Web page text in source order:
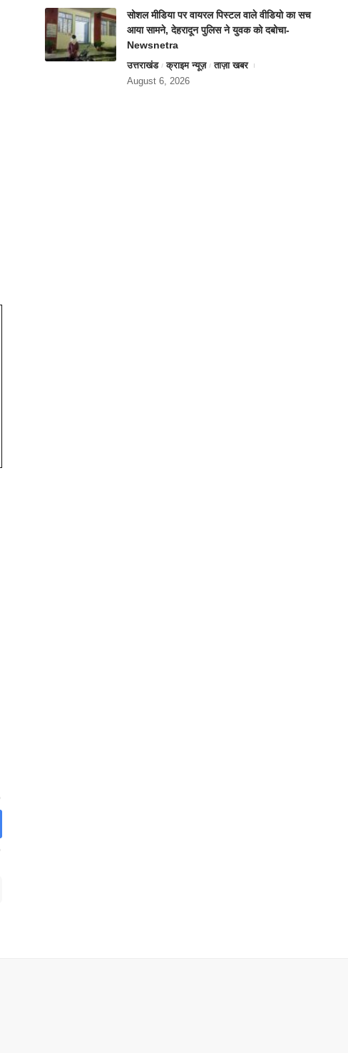
सोशल मीडिया पर वायरल पिस्टल वाले वीडियो का सच
आया सामने, देहरादून पुलिस ने युवक को दबोचा-
Newsnetra
उत्तराखंड क्राइम न्यूज़
ताज़ा खबर
August 6, 2026